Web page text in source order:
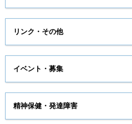
リンク・その他
イベント・募集
精神保健・発達障害